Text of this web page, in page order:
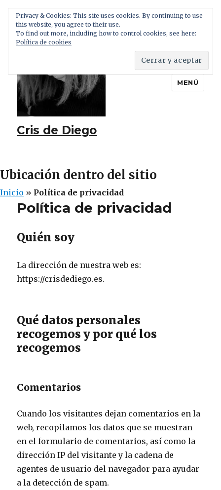
Cris de Diego
MENÚ
Ubicación dentro del sitio
Inicio » Política de privacidad
Política de privacidad
Quién soy
La dirección de nuestra web es:
https://crisdediego.es.
Qué datos personales
recogemos y por qué los
recogemos
Comentarios
Cuando los visitantes dejan comentarios en la
web, recopilamos los datos que se muestran
en el formulario de comentarios, así como la
dirección IP del visitante y la cadena de
agentes de usuario del navegador para ayudar
a la detección de spam.
Privacy & Cookies: This site uses cookies. By continuing to use
this website, you agree to their use.
To find out more, including how to control cookies, see here:
Política de cookies